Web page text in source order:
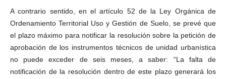
A contrario sentido, en el artículo 52 de la Ley Orgánica de
Ordenamiento Territorial Uso y Gestión de Suelo, se prevé que
el plazo máximo para notificar la resolución sobre la petición de
aprobación de los instrumentos técnicos de unidad urbanística
no puede exceder de seis meses, a saber: “La falta de
notificación de la resolución dentro de este plazo generará los